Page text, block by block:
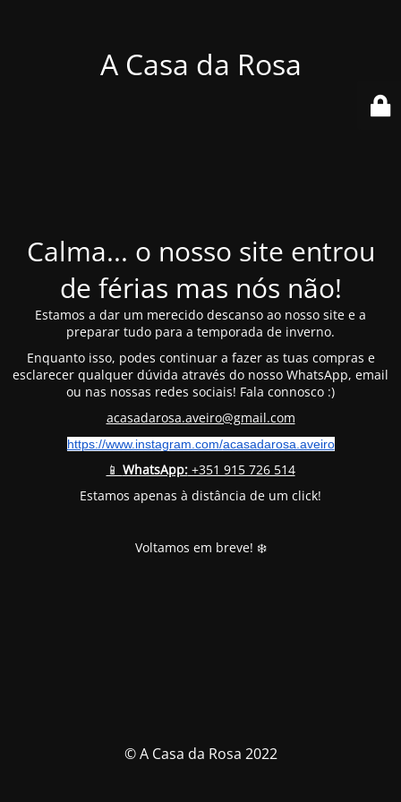
A Casa da Rosa
Calma... o nosso site entrou
de férias mas nós não!
Estamos a dar um merecido descanso ao nosso site e a
preparar tudo para a temporada de inverno.
Enquanto isso, podes continuar a fazer as tuas compras e
esclarecer qualquer dúvida através do nosso WhatsApp, email
ou nas nossas redes sociais! Fala connosco :)
acasadarosa.aveiro@gmail.com
https://www.instagram.com/acasadarosa.aveiro
📱 WhatsApp:+351 915 726 514
Estamos apenas à distância de um click!
Voltamos em breve! ❄️
© A Casa da Rosa 2022